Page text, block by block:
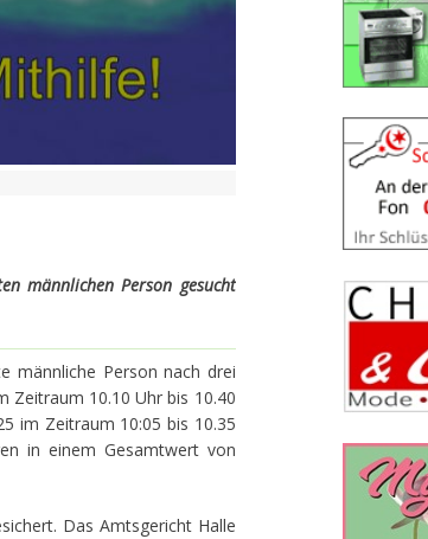
männlichen Person gesucht
männliche Person nach drei
Zeitraum 10.10 Uhr bis 10.40
im Zeitraum 10:05 bis 10.35
in einem Gesamtwert von
Das Amtsgericht Halle